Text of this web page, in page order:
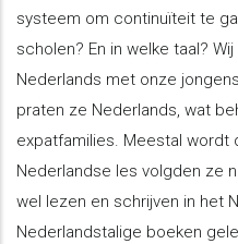
systeem om continuïteit te
scholen? En in welke taal?
Nederlands met onze
praten ze Nederlands, wat
expatfamilies. Meestal wordt
Nederlandse les volgden ze
wel lezen en schrijven in het
Nederlandstalige boeken